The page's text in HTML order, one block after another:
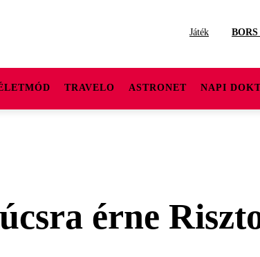
Játék
TRAVELO ASTRONET NAPI
érne